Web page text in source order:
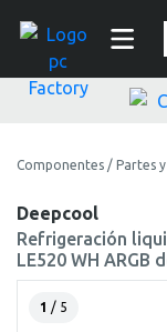
pc Factory
Componentes / Partes y
Deepcool
Refrigeración
LE520 WH ARGB
1 / 5